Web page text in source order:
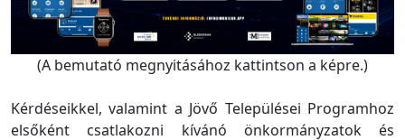
(A bemutató megnyitásához kattintson a képre.)
Kérdéseikkel, valamint a Jövő Települései Programhoz
elsőként csatlakozni kívánó önkormányzatok és